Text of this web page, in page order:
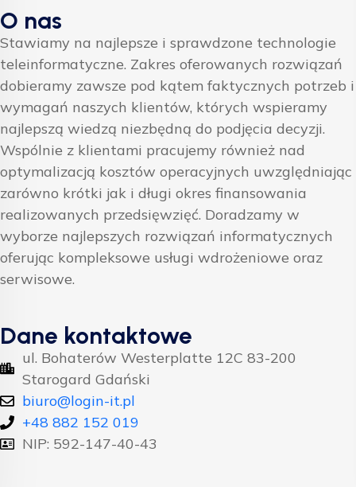
O nas
Stawiamy na najlepsze i sprawdzone technologie
teleinformatyczne. Zakres oferowanych rozwiązań
dobieramy zawsze pod kątem faktycznych potrzeb i
wymagań naszych klientów, których wspieramy
najlepszą wiedzą niezbędną do podjęcia decyzji.
Wspólnie z klientami pracujemy również nad
optymalizacją kosztów operacyjnych uwzględniając
zarówno krótki jak i długi okres finansowania
realizowanych przedsięwzięć. Doradzamy w
wyborze najlepszych rozwiązań informatycznych
oferując kompleksowe usługi wdrożeniowe oraz
serwisowe.
Dane kontaktowe
ul. Bohaterów Westerplatte 12C 83-200
Starogard Gdański
biuro@login-it.pl
+48 882 152 019
NIP: 592-147-40-43